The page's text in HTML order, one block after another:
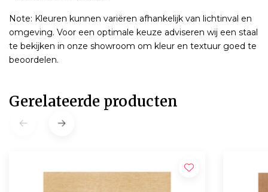
Note: Kleuren kunnen variëren afhankelijk van lichtinval en
omgeving. Voor een optimale keuze adviseren wij een staal
te bekijken in onze showroom om kleur en textuur goed te
beoordelen.
Gerelateerde producten